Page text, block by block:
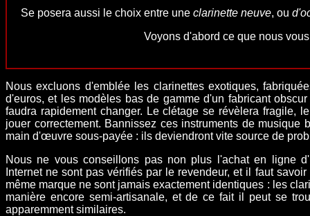
Se posera aussi le choix entre une clarinette neuve, ou
Voyons d'abord ce que nous
Nous excluons d'emblée les clarinettes exotiques,
d'euros, et les modèles bas de gamme d'un fabricantobscur
faudra rapidement changer. Le clétage se révèlera fragile,
jouer correctement. Bannissez ces instruments de
main d'œuvre sous-payée : ils deviendront vite source de
Nous ne vous conseillons pas non plus l'achat en ligne
Internet ne sont pas vérifiés par le revendeur, et il faut
même marque ne sont jamais exactement identiques : les
manière encore semi-artisanale, et de ce fait il peut se
apparemment similaires.